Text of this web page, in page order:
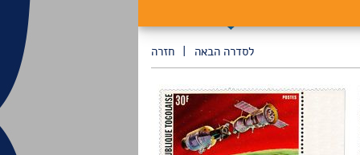
חזרה לסדרה הבאה